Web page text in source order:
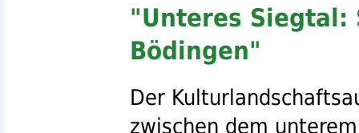
"Unteres Siegtal:
Bödingen"
Der
zwischen dem